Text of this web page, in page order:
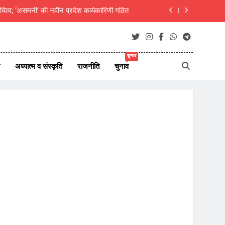
का राजस्थानी मोट्यार परिषद ने किया अभिनंदन
ऑफ न्यूज़ पोर्टल्स की कार्यकारिणी का विस्तार
अध्यात्म व संस्कृति राजनीति चुनाव
चुनाव